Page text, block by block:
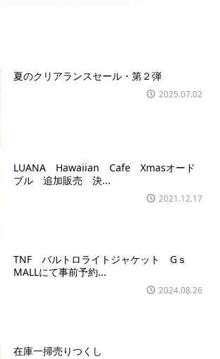
夏のクリアランスセール・第２弾
2025.07.02
LUANA Hawaiian Cafe Xmasオード
ブル 追加販売 決...
2021.12.17
TNF バルトロライトジャケット Gｓ
MALLにて事前予約...
2024.08.26
在庫一掃売りつくし